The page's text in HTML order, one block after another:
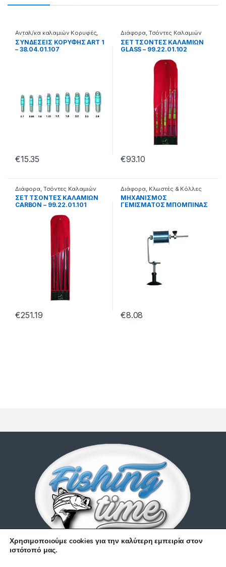
Ανταλ/κα καλαμιών Κορυφές,
Διάφορα
ΣΥΝΔΕΣΕΙΣ ΚΟΡΥΦΗΣ ART 1
– 38.04.01.107
€15.35
Διάφορα, Τσόντες Καλαμιών
ΣΕΤ ΤΣΟΝΤΕΣ ΚΑΛΑΜΙΩΝ
GLASS – 99.22.01.102
€93.10
Διάφορα Τσόντες Καλαμιών
ΣΕΤ ΤΣΟΝΤΕΣ ΚΑΛΑΜΙΩΝ
CARBON – 99.22.01.101
€251.19
Διάφορα Κλωστές & Κόλλες
Επισκευής
ΜΗΧΑΝΙΣΜΟΣ
ΓΕΜΙΣΜΑΤΟΣ ΜΠΟΜΠΙΝΑΣ
€8.08
Χρησιμοποιούμε cookies για την καλύτερη εμπειρία στον
ιστότοπό μας.